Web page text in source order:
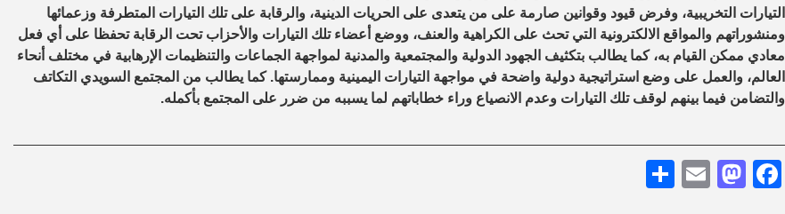
التيارات التخريبية، وفرض قيود وقوانين صارمة على من يتعدى على الحريات الدينية، والرقابة على تلك التيارات المتطرفة وزعمائها
ومنشوراتهم والمواقع الالكترونية التي تحث على الكراهية والعنف، ووضع أعضاء تلك التيارات والأحزاب تحت الرقابة تحفظا على أي فعل
معادي ممكن القيام به، كما يطالب بتكثيف الجهود الدولية والمجتمعية والمدنية لمواجهة الجماعات والتنظيمات الإرهابية في مختلف أنحاء
العالم، والعمل على وضع استراتيجية دولية واضحة في مواجهة التيارات اليمينية وممارستها. كما يطالب من المجتمع السويدي التكاتف
والتضامن فيما بينهم لوقف تلك التيارات وعدم الانصياع وراء خطاباتهم لما يسببه من ضرر على المجتمع بأكمله.
Facebook
Mastodon
Email